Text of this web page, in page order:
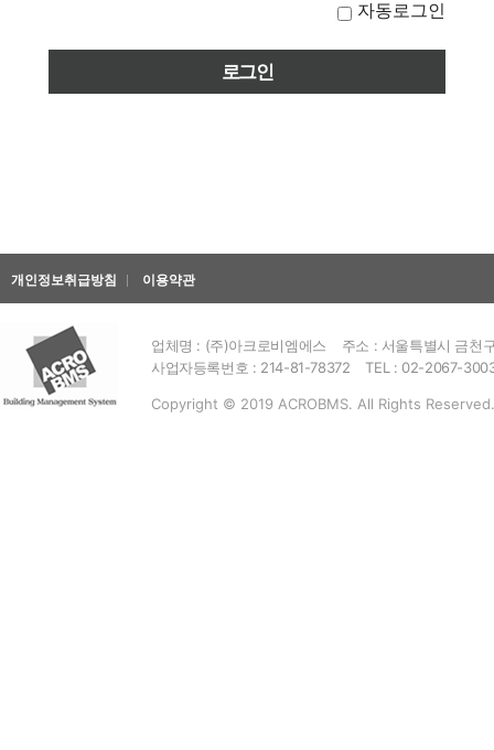
자동로그인
개인정보취급방침 이용약관
업체명 : (주)아크로비엠에스
주소 : 서울특별시 금천
사업자등록번호 : 214-81-78372
TEL : 02-2067-
Copyright © 2019 ACROBMS. All Rights Reserved.